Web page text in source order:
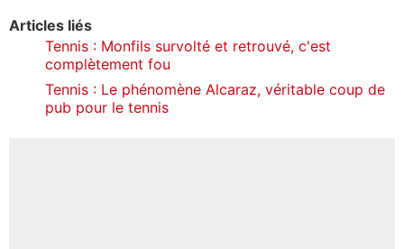
Articles liés
Tennis : Monfils survolté et retrouvé, c'est
complètement fou
Tennis : Le phénomène Alcaraz, véritable coup de
pub pour le tennis